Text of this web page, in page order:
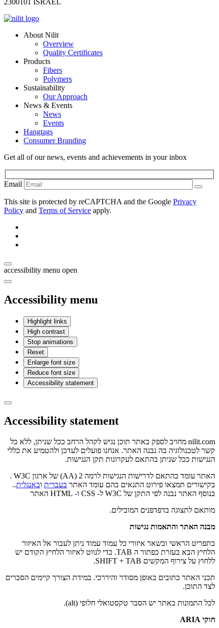
2300101 ISRAEL
About Nilit
Overview
Quality Certificates
Products
Fibers
Polymers
Sustainability
Our Approach
News & Events
News
Events
Hangtags
Consumer Branding
Get all of our news, events and achievements in your inbox
Email
This site is protected by reCAPTCHA and the Google Privacy
Policy and Terms of Service apply.
accessibility menu open
Accessibility menu
Highlight links
High contrast
Stop animations
Reset
Enlarge font size
Reduce font size
Accessibility statement
Accessibility statement
nilit.com מחויב לספק באתר תוכן נגיש לקהל הרחב ככל שניתן, ללא כל
קשר לטכנולוגיה בה נבנה האתר. אנחנו פועלים לעדכן ולהטמיע את כללי
הנגישות ככל שניתן בהתאם לעקרונות תקן הנגישות.
האתר עומד בהתאם לדרישות הנגישות לרמה 2 (AA) של ארגון W3C .
בקישורים תמצאו פירוט התנאים בהם עומד האתר בעברית ובאנגלית..
בנוסף האתר נבנה לפי התקן של W3C ל- CSS ו- HTML האתר
מותאם לתצוגה בדפדפנים המובילים.
מבנה האתר והתאמות נגישות
בתפריט הראשי ובשאר איזורי כל עמוד עמוד ניתן לעבור אל האיזור
הלחיץ הבא בעזרת כפתור ה TAB. כדי לנווט לאיזור הלחיץ הקודם יש
ללחוץ על צירוף המקשים SHIFT + TAB.
תכני האתר כתובים באופן מסודר והיררכי. במידת הצורך קיימים הסברים
לצד התוכן.
לכל התמונות באתר יש הסבר טקסטואלי חלופי (alt).
חוקי ARIA